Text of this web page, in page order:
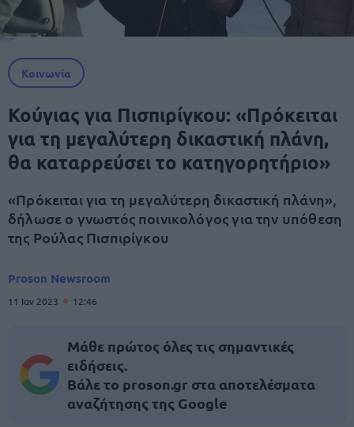
Κοινωνία
Κούγιας για Πισπιρίγκου: «Πρόκειται
για τη μεγαλύτερη δικαστική πλάνη,
θα καταρρεύσει το κατηγορητήριο»
«Πρόκειται για τη μεγαλύτερη δικαστική πλάνη»,
δήλωσε ο γνωστός ποινικολόγος για την υπόθεση
της Ρούλας Πισπιρίγκου
Proson Newsroom
11 Ιαν 2023 12:46
Μάθε πρώτος όλες τις σημαντικές
ειδήσεις.
Βάλε το proson.gr στα αποτελέσματα
αναζήτησης της Google